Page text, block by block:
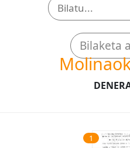
Bilaketa
1